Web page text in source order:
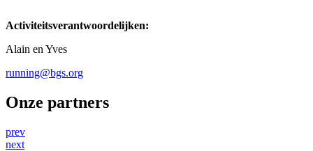
Activiteitsverantwoordelijken:
Alain en Yves
running@bgs.org
Onze partners
prev
next